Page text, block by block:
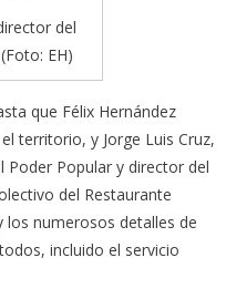
del
EH)
que Félix Hernández
territorio, y Jorge Luis Cruz,
Poder Popular y director del
del Restaurante
los numerosos detalles de
incluido el servicio